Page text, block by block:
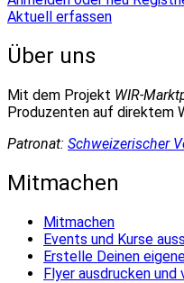
Aktuell erfassen
Über uns
Mit dem Projekt WIR-
Produzenten auf direktem
Patronat: Schweizerischer
Mitmachen
Mitmachen
Events und Kurse
Erstelle Deinen
Flyer ausdrucken und